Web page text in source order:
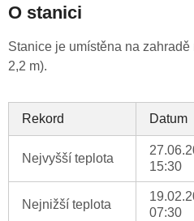
O stanici
Stanice je umístěna na
2,2 m).
Rekord Datum
Nejvyšší teplota
15:30
Nejnižší teplota
07:30